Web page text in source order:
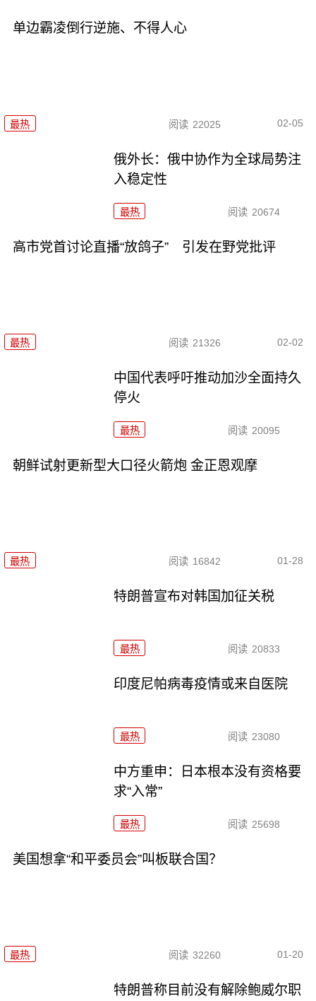
单边霸凌倒行逆施、不得人心
最热 阅读 22025 02-05
俄外长：俄中协作为全球局势注
入稳定性
最热 阅读 20674
高市党首讨论直播“放鸽子” 引发在野党批评
最热 阅读 21326 02-02
中国代表呼吁推动加沙全面持久
停火
最热 阅读 20095
朝鲜试射更新型大口径火箭炮 金正恩观摩
最热 阅读 16842 01-28
特朗普宣布对韩国加征关税
最热 阅读 20833
印度尼帕病毒疫情或来自医院
最热 阅读 23080
中方重申：日本根本没有资格要
求“入常”
最热 阅读 25698
美国想拿“和平委员会”叫板联合国？
最热 阅读 32260 01-20
特朗普称目前没有解除鲍威尔职